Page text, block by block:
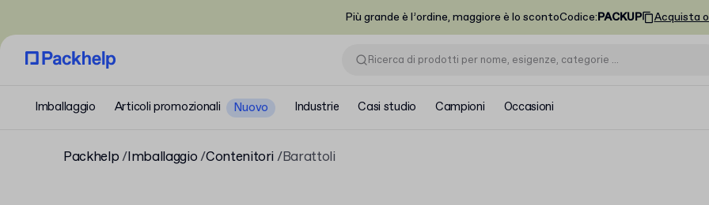
Più grande è l’ordine, maggiore è lo scontoCodice:PACKUP Acquista
Imballaggio Articoli promozionali Nuovo Industrie Casi studio Campioni Occasioni
Packhelp Imballaggio Contenitori Barattoli